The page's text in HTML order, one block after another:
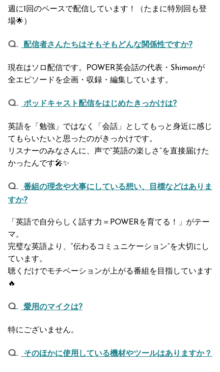
週に1回のペースで配信しています！（たまに特別回も登
場🌟）
配信者さんたちはそもそもどんな関係性ですか?
現在はソロ配信です。POWER英会話の代表・Shimonが
全エピソードを企画・収録・編集しています。
ポッドキャスト配信をはじめたきっかけは?
英語を「勉強」ではなく「会話」としてもっと身近に感じ
てもらいたいと思ったのがきっかけです。
リスナーのみなさんに、声で“英語の楽しさ”を直接届けた
かったんです🎤✨
番組の理念や大事にしている想い、目標などはありま
すか?
「英語で自分らしく話す力＝POWERを育てる！」がテー
マ。
完璧な英語より、“伝わるコミュニケーション”を大切にし
ています。
聴くだけでモチベーションが上がる番組を目指しています
🔥
愛用のマイクは?
特にございません。
そのほかに使用している機材やツールはありますか？